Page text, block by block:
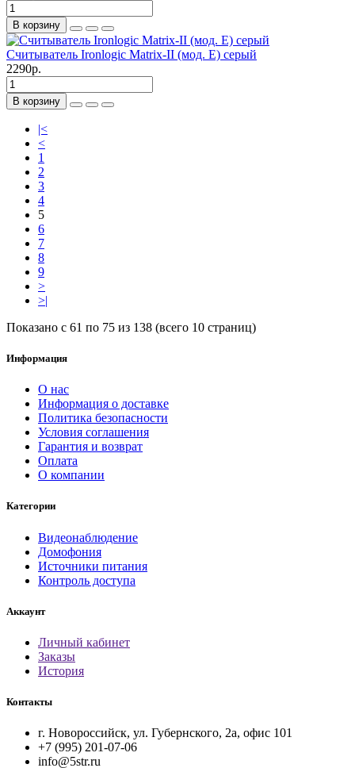
В корзину
Считыватель Ironlogic Matrix-II (мод. E) серый
2290р.
В корзину
|<
<
1
2
3
4
5
6
7
8
9
>
>|
Показано с 61 по 75 из 138 (всего 10 страниц)
Информация
О нас
Информация о доставке
Политика безопасности
Условия соглашения
Гарантия и возврат
Оплата
О компании
Категории
Видеонаблюдение
Домофония
Источники питания
Контроль доступа
Аккаунт
Личный кабинет
Заказы
История
Контакты
г. Новороссийск, ул. Губернского, 2а, офис 101
+7 (995) 201-07-06
info@5str.ru